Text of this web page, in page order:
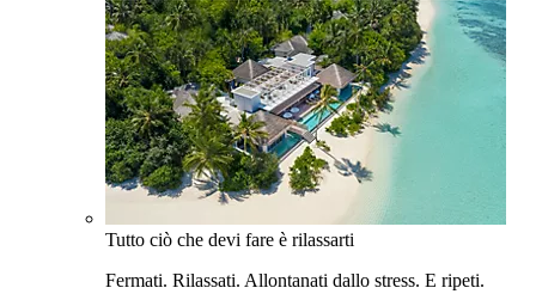
Tutto ciò che devi fare è rilassarti
Fermati. Rilassati. Allontanati dallo stress. E ripeti.